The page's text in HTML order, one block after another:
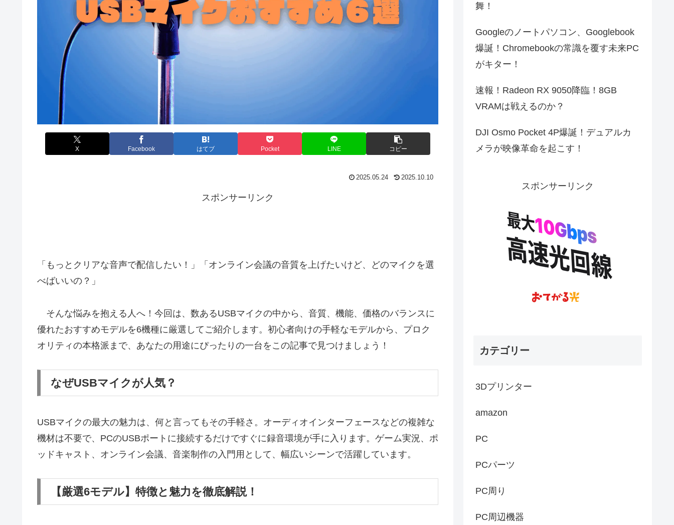
X Facebook はてブ Pocket LINE コピー
2025.05.24 2025.10.10
スポンサーリンク
「もっとクリアな音声で配信したい！」「オンライン会議の音質を上げたいけど、どのマイクを選
べばいいの？」
そんな悩みを抱える人へ！今回は、数あるUSBマイクの中から、音質、機能、価格のバランスに
優れたおすすめモデルを6機種に厳選してご紹介します。初心者向けの手軽なモデルから、プロク
オリティの本格派まで、あなたの用途にぴったりの一台をこの記事で見つけましょう！
なぜUSBマイクが人気？
USBマイクの最大の魅力は、何と言ってもその手軽さ。オーディオインターフェースなどの複雑な
機材は不要で、PCのUSBポートに接続するだけですぐに録音環境が手に入ります。ゲーム実況、ポ
ッドキャスト、オンライン会議、音楽制作の入門用として、幅広いシーンで活躍しています。
【厳選6モデル】特徴と魅力を徹底解説！
舞！
Googleのノートパソコン、Googlebook
爆誕！Chromebookの常識を覆す未来PC
がキター！
速報！Radeon RX 9050降臨！8GB
VRAMは戦えるのか？
DJI Osmo Pocket 4P爆誕！デュアルカ
メラが映像革命を起こす！
スポンサーリンク
カテゴリー
3Dプリンター
amazon
PC
PCパーツ
PC周り
PC周辺機器